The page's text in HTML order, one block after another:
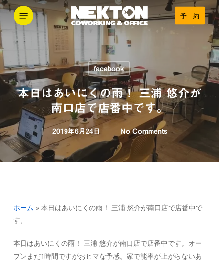
Skip
main
content
予 約
Menu
facebook
本日はあいにくの雨！ 三浦 悠介が
南口店で店番中です。
2019年6月24日 No Comments
ホーム » 本日はあいにくの雨！ 三浦 悠介が南口店で店番中で
す。
本日はあいにくの雨！ 三浦 悠介が南口店で店番中です。オー
プンまだ1時間ですがおヒマな予感。家で能率が上がらないあ